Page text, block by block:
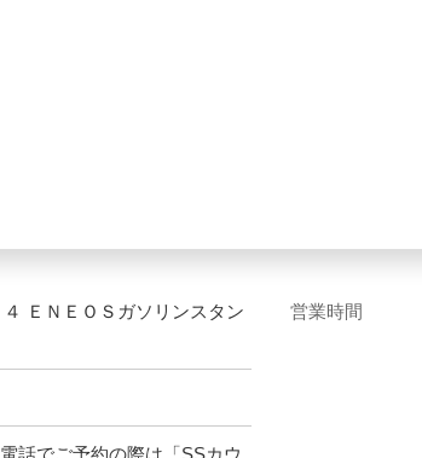
ＥＮＥＯＳガソリンスタン
営業時間